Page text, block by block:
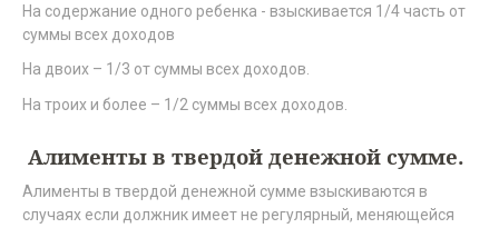
На содержание одного ребенка - взыскивается 1/4 часть от
суммы всех доходов
На двоих – 1/3 от суммы всех доходов.
На троих и более – 1/2 суммы всех доходов.
Алименты в твердой денежной сумме.
Алименты в твердой денежной сумме взыскиваются в
случаях если должник имеет не регулярный, меняющейся